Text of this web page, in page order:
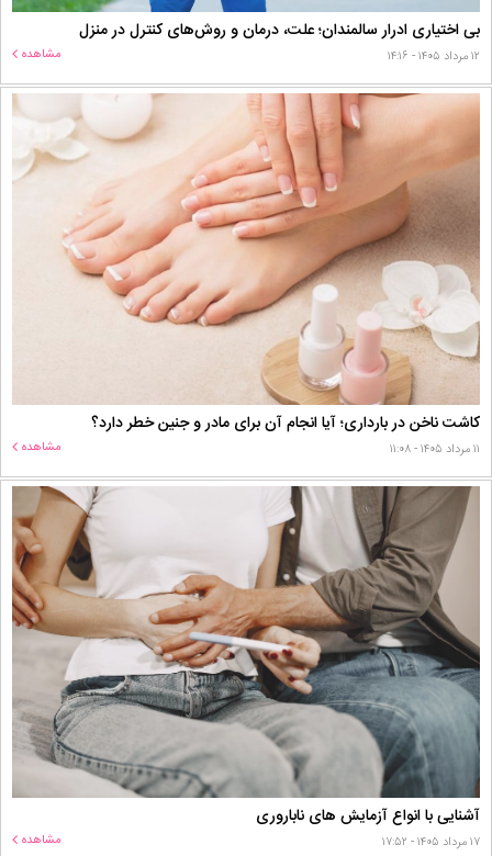
بی اختیاری ادرار سالمندان؛ علت، درمان و روش‌های کنترل در منزل
۱۲ مرداد ۱۴۰۵ - ۱۴:۱۶ مشاهده
کاشت ناخن در بارداری؛ آیا انجام آن برای مادر و جنین خطر دارد؟
۱۱ مرداد ۱۴۰۵ - ۱۱:۰۸ مشاهده
آشنایی با انواع آزمایش های ناباروری
۱۷ مرداد ۱۴۰۵ - ۱۷:۵۲ مشاهده